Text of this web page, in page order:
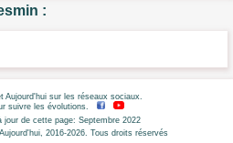
:
Aujourd'hui sur les réseaux sociaux.
suivre les évolutions.
jour de cette page: Septembre 2022
2016-2026. Tous droits réservés